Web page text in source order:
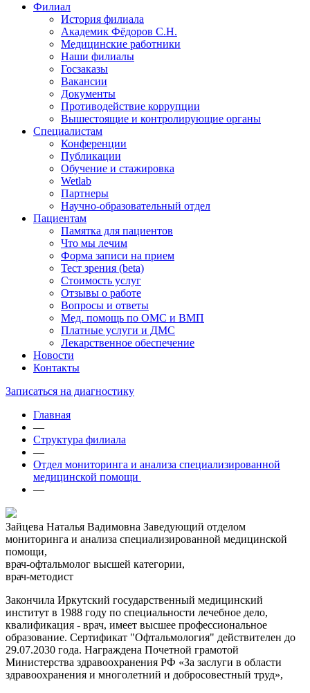
Филиал
История филиала
Академик Фёдоров С.Н.
Медицинские работники
Наши филиалы
Госзаказы
Вакансии
Документы
Противодействие коррупции
Вышестоящие и контролирующие органы
Специалистам
Конференции
Публикации
Обучение и стажировка
Wetlab
Партнеры
Научно-образовательный отдел
Пациентам
Памятка для пациентов
Что мы лечим
Форма записи на прием
Тест зрения (beta)
Стоимость услуг
Отзывы о работе
Вопросы и ответы
Мед. помощь по ОМС и ВМП
Платные услуги и ДМС
Лекарственное обеспечение
Новости
Контакты
Записаться на диагностику
Главная
—
Структура филиала
—
Отдел мониторинга и анализа специализированной
медицинской помощи
—
Зайцева Наталья Вадимовна Заведующий отделом
мониторинга и анализа специализированной медицинской
помощи,
врач-офтальмолог высшей категории,
врач-методист
Закончила Иркутский государственный медицинский
институт в 1988 году по специальности лечебное дело,
квалификация - врач, имеет высшее профессиональное
образование. Сертификат "Офтальмология" действителен до
29.07.2030 года. Награждена Почетной грамотой
Министерства здравоохранения РФ «За заслуги в области
здравоохранения и многолетний и добросовестный труд»,